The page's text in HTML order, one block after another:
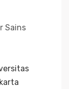
Sains